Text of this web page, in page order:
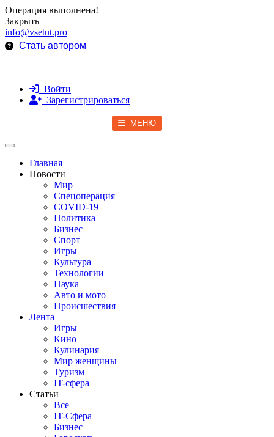
Операция выполнена!
Закрыть
info@vsetut.pro
Стать автором
Войти
Зарегистрироваться
МЕНЮ
Toggle navigation
Главная
Новости
Мир
Спецоперация
COVID-19
Политика
Бизнес
Спорт
Игры
Культура
Технологии
Наука
Авто и мото
Происшествия
Лента
Игры
Кино
Кулинария
Мир женщины
Туризм
IT-сфера
Статьи
Все
IT-Сфера
Бизнес